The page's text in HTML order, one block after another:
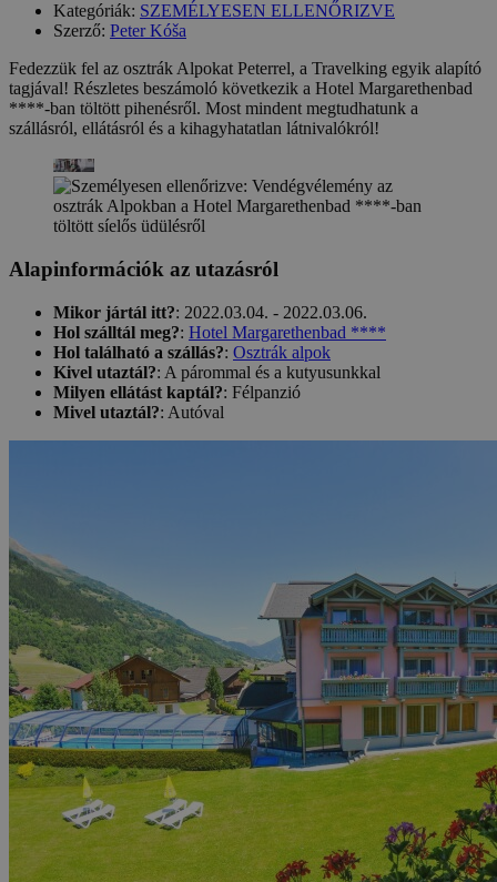
Kategóriák: SZEMÉLYESEN ELLENŐRIZVE
Szerző: Peter Kóša
Fedezzük fel az osztrák Alpokat Peterrel, a Travelking egyik alapító
tagjával! Részletes beszámoló következik a Hotel Margarethenbad
****-ban töltött pihenésről. Most mindent megtudhatunk a
szállásról, ellátásról és a kihagyhatatlan látnivalókról!
Alapinformációk az utazásról
Mikor jártál itt?: 2022.03.04. - 2022.03.06.
Hol szálltál meg?: Hotel Margarethenbad ****
Hol található a szállás?: Osztrák alpok
Kivel utaztál?: A párommal és a kutyusunkkal
Milyen ellátást kaptál?: Félpanzió
Mivel utaztál?: Autóval